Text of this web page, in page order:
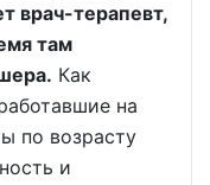
врач-терапевт,
там
Как
на
по возрасту
и